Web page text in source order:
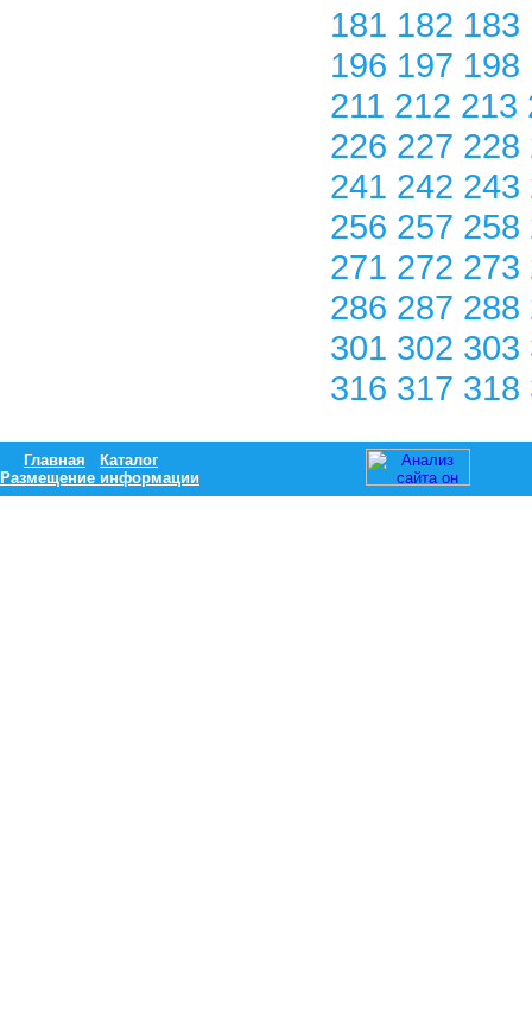
181 182 183
196 197 198
211 212 213
226 227 228
241 242 243
256 257 258
271 272 273
286 287 288
301 302 303
316 317 318
Главная
Каталог
Размещение информации